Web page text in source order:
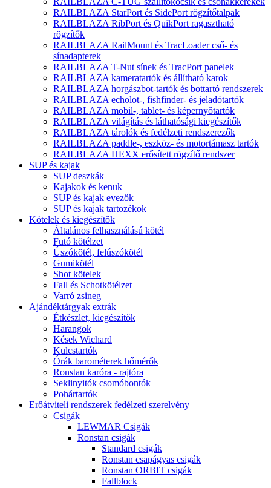
RAILBLAZA StarPort és SidePort rögzítőtalpak
RAILBLAZA RibPort és QuikPort ragasztható
rögzítők
RAILBLAZA RailMount és TracLoader cső- és
sínadapterek
RAILBLAZA T-Nut sínek és TracPort panelek
RAILBLAZA kameratartók és állítható karok
RAILBLAZA horgászbot-tartók és bottartó rendszerek
RAILBLAZA echolot-, fishfinder- és jeladótartók
RAILBLAZA mobil-, tablet- és képernyőtartók
RAILBLAZA világítás és láthatósági kiegészítők
RAILBLAZA tárolók és fedélzeti rendszerezők
RAILBLAZA paddle-, eszköz- és motortámasz tartók
RAILBLAZA HEXX erősített rögzítő rendszer
SUP és kajak
SUP deszkák
Kajakok és kenuk
SUP és kajak evezők
SUP és kajak tartozékok
Kötelek és kiegészítők
Általános felhasználású kötél
Futó kötélzet
Úszókötél, felúszókötél
Gumikötél
Shot kötelek
Fall és Schotkötélzet
Varró zsineg
Ajándéktárgyak extrák
Étkészlet, kiegészítők
Harangok
Kések Wichard
Kulcstartók
Órák barométerek hőmérők
Ronstan karóra - rajtóra
Seklinyitók csomóbontók
Pohártartók
Erőátviteli rendszerek fedélzeti szerelvény
Csigák
LEWMAR Csigák
Ronstan csigák
Standard csigák
Ronstan csapágyas csigák
Ronstan ORBIT csigák
Fallblock